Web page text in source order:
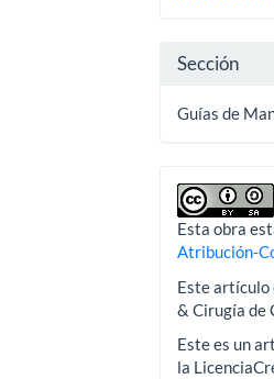
Sección
Guías de
Esta obra
Atribución-
Este artículo
& Cirugía de
Este es un
la